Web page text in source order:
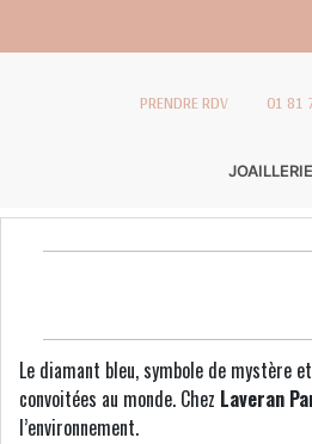
PRENDRE RDV 01 81
JOAILLERIE
Le diamant bleu, symbole de mystère
convoitées au monde. Chez Laveran
l’environnement.